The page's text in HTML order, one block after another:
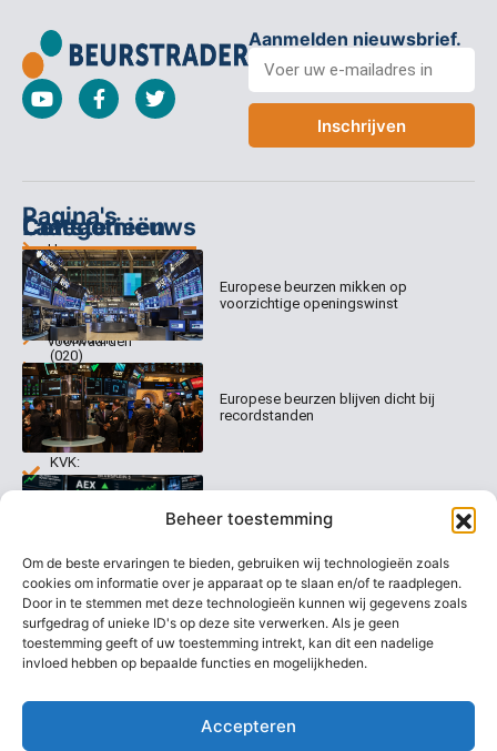
Beheer toestemming
Om de beste ervaringen te bieden, gebruiken wij technologieën zoals
cookies om informatie over je apparaat op te slaan en/of te raadplegen.
Door in te stemmen met deze technologieën kunnen wij gegevens zoals
surfgedrag of unieke ID's op deze site verwerken. Als je geen
toestemming geeft of uw toestemming intrekt, kan dit een nadelige
invloed hebben op bepaalde functies en mogelijkheden.
Accepteren
Aanmelden nieuwsbrief.
Inschrijven
Pagina's
Home
Abonnementen
Dagcommentaar
Tradealert
Organisatie
Contact
Categorieën
Columns
Dagcommentaar
Algemene
voorwaarden
Disclaimer
Welk
abonnement
kiezen
Contact
Keizersgracht
520
1017 EK
Amsterdam
(020)
231
0020
info@beurstrader.nl
KVK:
99197022
Laatste nieuws
Europese beurzen mikken op
voorzichtige openingswinst
Europese beurzen blijven dicht bij
recordstanden
AEX nadert opnieuw zijn hoogste
niveau ooit
Europese beurzen stijgen richting
nieuwe records